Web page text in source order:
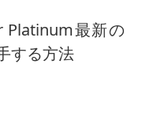
Platinum最新の
する方法